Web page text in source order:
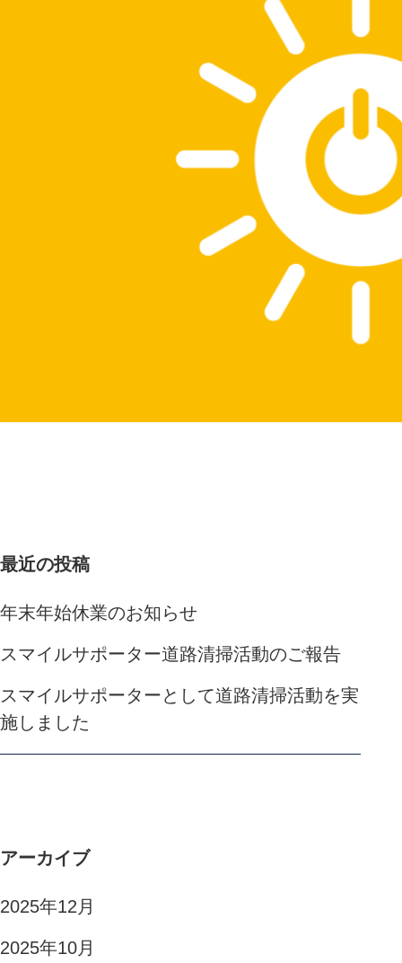
最近の投稿
年末年始休業のお知らせ
スマイルサポーター道路清掃活動のご報告
スマイルサポーターとして道路清掃活動を実
施しました
アーカイブ
2025年12月
2025年10月